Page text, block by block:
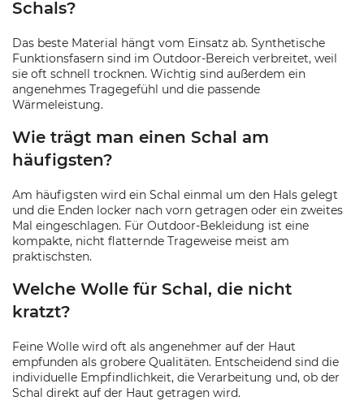
Schals?
Das beste Material hängt vom Einsatz ab. Synthetische
Funktionsfasern sind im Outdoor-Bereich verbreitet, weil
sie oft schnell trocknen. Wichtig sind außerdem ein
angenehmes Tragegefühl und die passende
Wärmeleistung.
Wie trägt man einen Schal am
häufigsten?
Am häufigsten wird ein Schal einmal um den Hals gelegt
und die Enden locker nach vorn getragen oder ein zweites
Mal eingeschlagen. Für Outdoor-Bekleidung ist eine
kompakte, nicht flatternde Trageweise meist am
praktischsten.
Welche Wolle für Schal, die nicht
kratzt?
Feine Wolle wird oft als angenehmer auf der Haut
empfunden als grobere Qualitäten. Entscheidend sind die
individuelle Empfindlichkeit, die Verarbeitung und, ob der
Schal direkt auf der Haut getragen wird.